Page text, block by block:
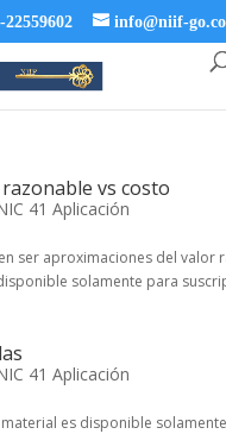
22559602 info@niif-
vs costo
41 Aplicación
ser aproximaciones del valor
solamente para
41 Aplicación
material es disponible